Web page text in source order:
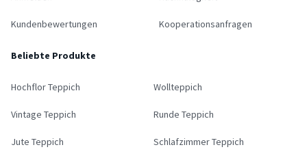
Kundenbewertungen Kooperationsanfragen
Beliebte Produkte
Hochflor Teppich Wollteppich
Vintage Teppich Runde Teppich
Jute Teppich Schlafzimmer Teppich